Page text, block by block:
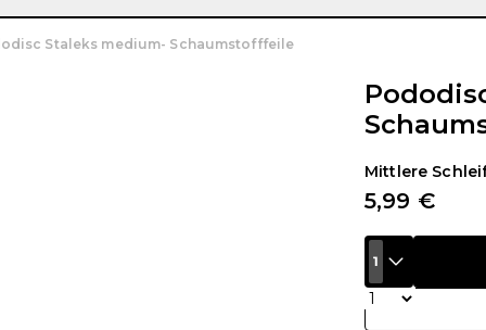
Staleks medium- Schaumstofffeile
Mittlere
5,99 €
1
Menge